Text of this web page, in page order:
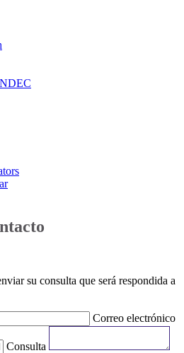
su consulta que será respondida a
Correo electrónico
Consulta